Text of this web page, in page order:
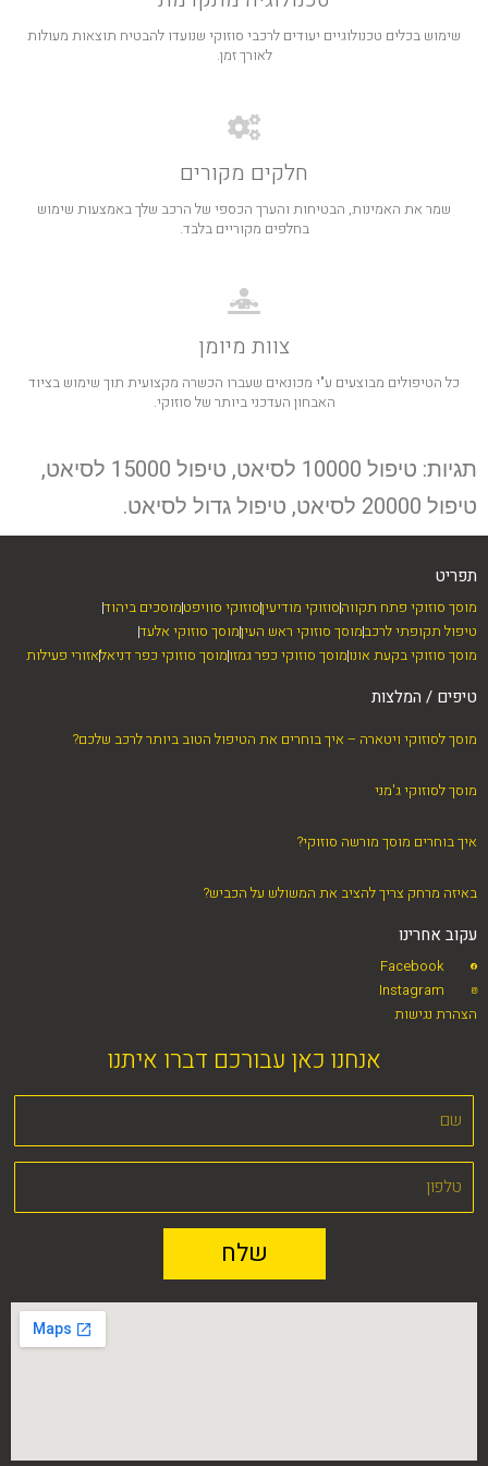
שימוש בכלים טכנולוגיים יעודים לרכבי סוזוקי שנועדו להבטיח תוצאות מעולות
לאורך זמן.
חלקים מקורים
שמר את האמינות, הבטיחות והערך הכספי של הרכב שלך באמצעות שימוש
בחלפים מקוריים בלבד.
צוות מיומן
כל הטיפולים מבוצעים ע"י מכונאים שעברו הכשרה מקצועית תוך שימוש בציוד
האבחון העדכני ביותר של סוזוקי.
תגיות: טיפול 10000 לסיאט, טיפול 15000 לסיאט,
טיפול 20000 לסיאט, טיפול גדול לסיאט.
תפריט
מוסך סוזוקי פתח תקווהסוזוקי מודיעיןסוזוקי סוויפטמוסכים ביהוד
טיפול תקופתי לרכבמוסך סוזוקי ראש העיןמוסך סוזוקי אלעד
מוסך סוזוקי בקעת אונומוסך סוזוקי כפר גמזומוסך סוזוקי כפר דניאלאזורי פעילות
טיפים / המלצות
מוסך לסוזוקי ויטארה – איך בוחרים את הטיפול הטוב ביותר לרכב שלכם?
מוסך לסוזוקי ג'מני
איך בוחרים מוסך מורשה סוזוקי?
באיזה מרחק צריך להציב את המשולש על הכביש?
עקוב אחרינו
Facebook
Instagram
הצהרת נגישות
אנחנו כאן עבורכם דברו איתנו
שלח